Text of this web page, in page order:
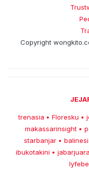
Copyright
trenasia • Floresku •
makassarinsight •
starbanjar •
ibukotakini • jabarjuara